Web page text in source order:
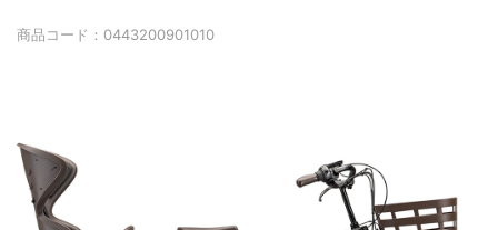
商品コード： 0443200901010